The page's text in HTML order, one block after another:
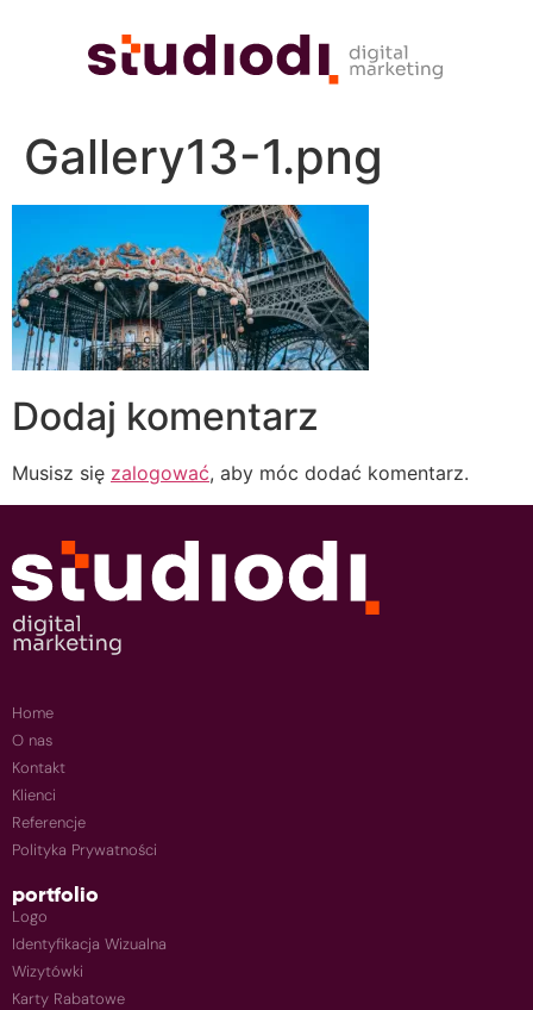
Gallery13-1.png
Dodaj komentarz
Musisz się zalogować, aby móc dodać komentarz.
Home
O nas
Kontakt
Klienci
Referencje
Polityka Prywatności
portfolio
Logo
Identyfikacja Wizualna
Wizytówki
Karty Rabatowe